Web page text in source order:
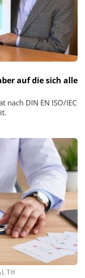
auf die sich alle
nach DIN EN ISO/IEC